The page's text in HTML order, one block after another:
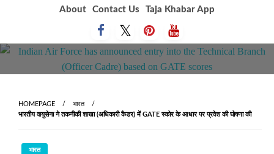
About Contact Us Taja Khabar App
HOMEPAGE
भारत
भारतीय वायुसेना ने तकनीकी शाखा (अधिकारी कैडर) में GATE स्कोर के आधार पर प्रवेश की घोषणा की
भारत